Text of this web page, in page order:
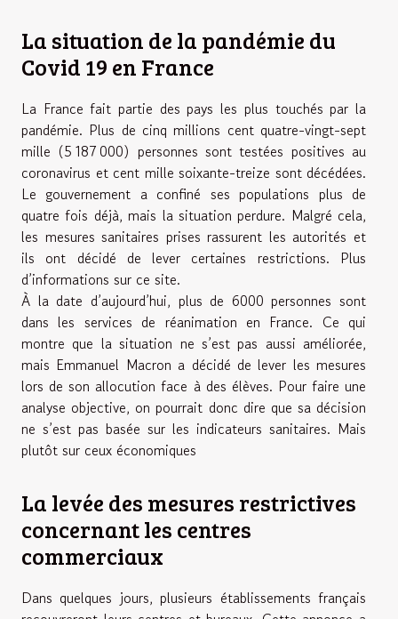
La situation de la pandémie du
Covid 19 en France
La France fait partie des pays les plus touchés par la
pandémie. Plus de cinq millions cent quatre-vingt-sept
mille (5 187 000) personnes sont testées positives au
coronavirus et cent mille soixante-treize sont décédées.
Le gouvernement a confiné ses populations plus de
quatre fois déjà, mais la situation perdure. Malgré cela,
les mesures sanitaires prises rassurent les autorités et
ils ont décidé de lever certaines restrictions. Plus
d’informations sur ce site.
À la date d’aujourd’hui, plus de 6000 personnes sont
dans les services de réanimation en France. Ce qui
montre que la situation ne s’est pas aussi améliorée,
mais Emmanuel Macron a décidé de lever les mesures
lors de son allocution face à des élèves. Pour faire une
analyse objective, on pourrait donc dire que sa décision
ne s’est pas basée sur les indicateurs sanitaires. Mais
plutôt sur ceux économiques
La levée des mesures restrictives
concernant les centres
commerciaux
Dans quelques jours, plusieurs établissements français